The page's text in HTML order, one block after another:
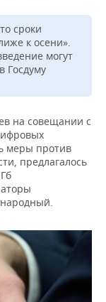
сроки
к осени».
могут
Госдуму
на совещании с
меры против
предлагалось